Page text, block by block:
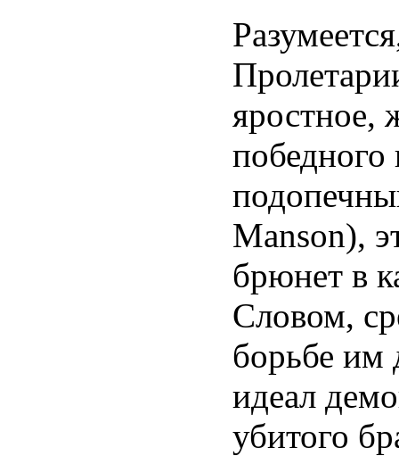
яростное,
Manson),
брюнет в
Словом,
борьбе им
идеал
убитого